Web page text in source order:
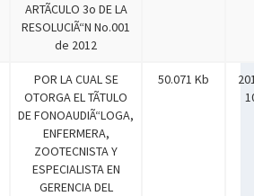
ARTÃCULO 3o DE LA
RESOLUCIÃ“N No.001
de 2012
POR LA CUAL SE
OTORGA EL TÃTULO
DE FONOAUDIÃ“LOGA,
ENFERMERA,
ZOOTECNISTA Y
ESPECIALISTA EN
GERENCIA DEL
50.071 Kb